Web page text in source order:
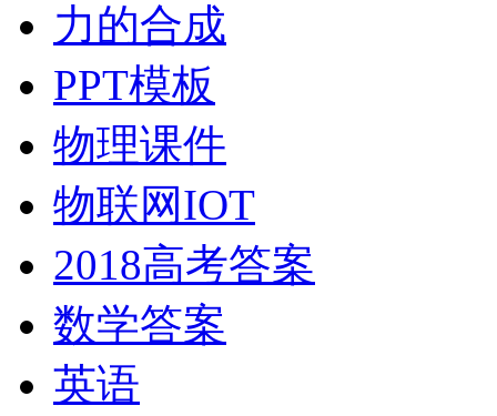
力的合成
PPT模板
物理课件
物联网IOT
2018高考答案
数学答案
英语